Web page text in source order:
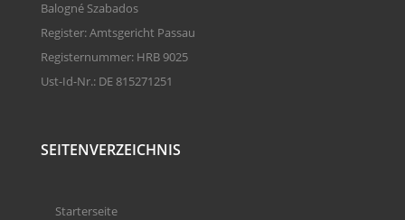
Balogné Szabados
Register: Amtsgericht Passau
Registernummer: HRB 9025
Ust-Id-Nr.: DE 815271251
SEITENVERZEICHNIS
Starterseite